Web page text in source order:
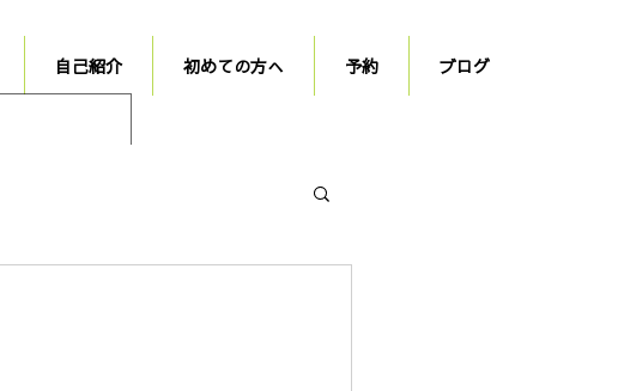
自己紹介 初めての方へ 予約 ブログ